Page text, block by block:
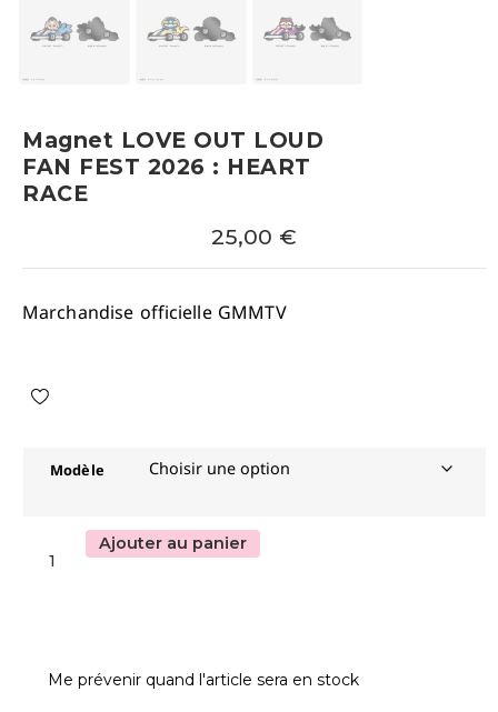
Magnet LOVE OUT LOUD
FAN FEST 2026 : HEART
RACE
25,00 €
Marchandise officielle GMMTV
Modèle
Ajouter au panier
Me prévenir quand l'article sera en stock